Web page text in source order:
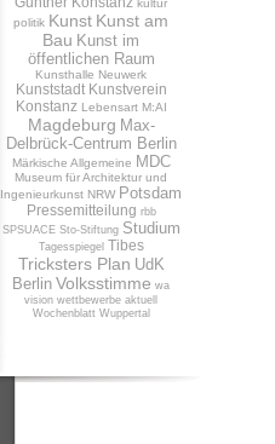
kultur
politik Kunst Kunst am
Bau Kunst im
öffentlichen Raum
Kunsthalle Neuwerk
Kunststadt Kunstverein
Konstanz Lebensart M:AI
Magdeburg Max-
Delbrück-Centrum Berlin
Märkische Allgemeine MDC
Museum für Architektur und
Ingenieurkunst NRW Potsdam
Pressemitteilung rbb
SPSUACE Sto-Stiftung Studium
Tagesspiegel Tibes
Tricksters Plan UdK
Berlin Volksstimme wa
vision wettbewerbe aktuell
Wochenblatt Wuppertal